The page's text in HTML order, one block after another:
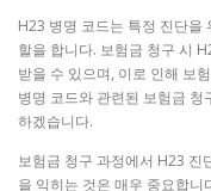
H23 병명 코드는 특정 진단을
할을 합니다. 보험금 청구 시
받을 수 있으며, 이로 인해 보
병명 코드와 관련된 보험금 청
하겠습니다.
보험금 청구 과정에서 H23 진
을 익히는 것은 매우 중요합